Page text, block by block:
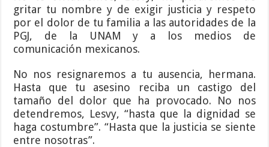
gritar tu nombre y de exigir justicia y respeto
por el dolor de tu familia a las autoridades de la
PGJ, de la UNAM y a los medios de
comunicación mexicanos.
No nos resignaremos a tu ausencia, hermana.
Hasta que tu asesino reciba un castigo del
tamaño del dolor que ha provocado. No nos
detendremos, Lesvy, “hasta que la dignidad se
haga costumbre”. “Hasta que la justicia se siente
entre nosotras”.